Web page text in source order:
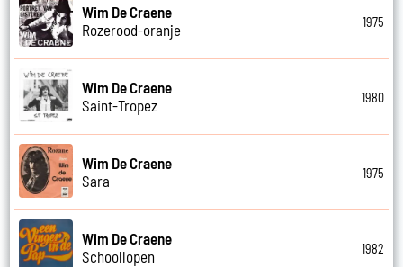
Wim De Craene
Rozerood-oranje
1975
Wim De Craene
Saint-Tropez
1980
Wim De Craene
Sara
1975
Wim De Craene
Schoollopen
1982